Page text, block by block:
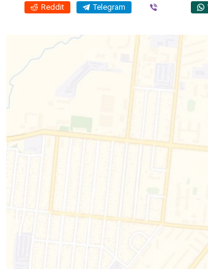
Reddit Telegram